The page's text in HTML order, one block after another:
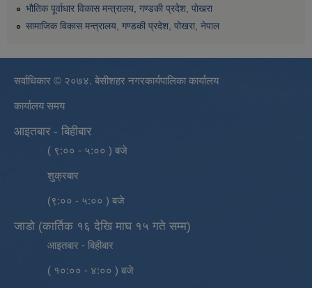
भौतिक पूर्वाधार विकास मन्त्रालय, गण्डकी प्रदेश, पाेखरा
सामाजिक विकास मन्त्रालय, गण्डकी प्रदेश, पोखरा, नेपाल
सर्वाधिकार © २०७४. बेसीशहर नगरकार्यपालिका कार्यालय
कार्यालय समय
आइतबार - बिहीबार
( ९:०० - ५:०० ) बजे
शुक्रबार
(९:०० - ५:०० ) बजे
जाडो (कार्तिक १६ देखि माघ १५ गते सम्म)
आइतबार - बिहीबार
( १०:०० - ४:०० ) बजे